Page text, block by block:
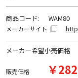
商品コード: WAM80
メーカーサイト
メーカー希望小売価格
販売価格 ￥